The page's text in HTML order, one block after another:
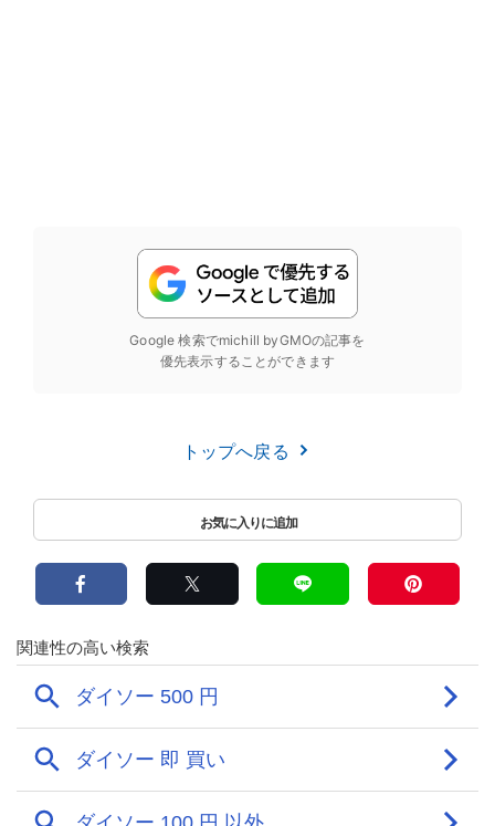
Google 検索でmichill byGMOの記事を
優先表示することができます
トップへ戻る